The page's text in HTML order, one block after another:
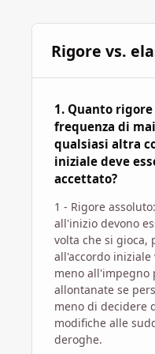
Rigore vs.
1. Quanto
frequenza di
qualsiasi altra
iniziale deve
accettato?
1 - Rigore
all'inizio devono
volta che si gioca,
all'accordo
meno all'impegno
allontanate se
meno di decidere
modifiche alle
deroghe.